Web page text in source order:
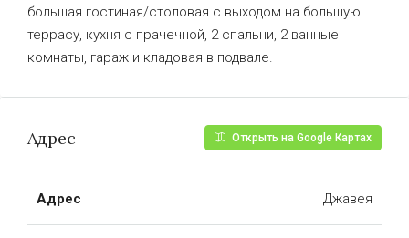
большая гостиная/столовая с выходом на большую
террасу, кухня с прачечной, 2 спальни, 2 ванные
комнаты, гараж и кладовая в подвале.
Адрес Открыть на Google Картах
Адрес Джавея